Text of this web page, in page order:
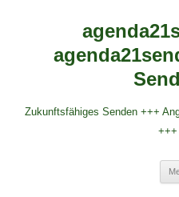
Zukunftsfähiges Senden +++